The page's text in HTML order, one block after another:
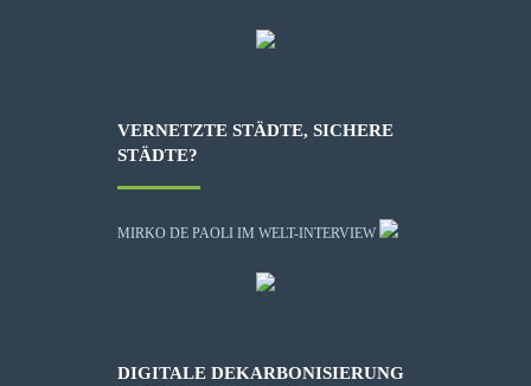
VERNETZTE STÄDTE, SICHERE
STÄDTE?
MIRKO DE PAOLI IM WELT-INTERVIEW
DIGITALE DEKARBONISIERUNG